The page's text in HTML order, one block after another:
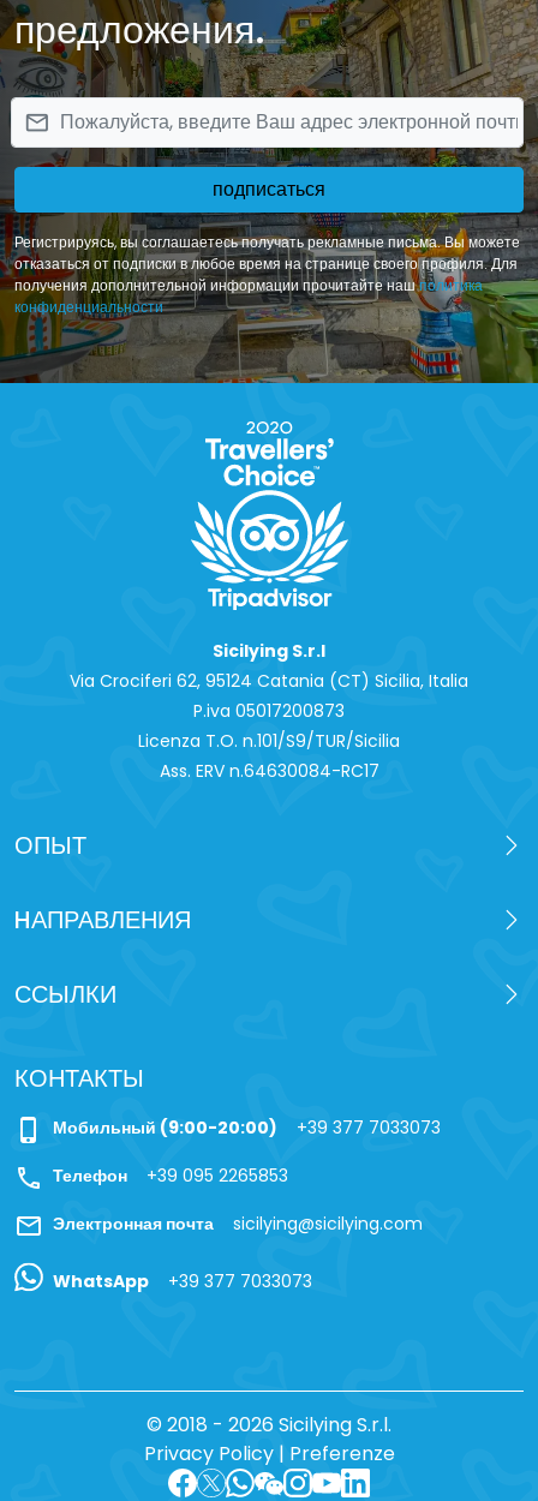
предложения.
email
подписаться
Регистрируясь, вы соглашаетесь получать рекламные письма. Вы можете
отказаться от подписки в любое время на странице своего профиля. Для
получения дополнительной информации прочитайте нашполитика
конфиденциальности
Sicilying S.r.l
Via Crociferi 62, 95124 Catania (CT) Sicilia, Italia
P.iva 0‍5017200873
Licenza T.O. n.101/S9/TUR/Sicilia
Ass. ERV n.64630084-RC17
ОПЫТ
HАПРАВЛЕНИЯ
ССЫЛКИ
КОНТАКТЫ
phone_iphone Мобильный (9:00-20:00) +39 377 7033073
call Телефон +39 095 2265853
mail Электронная почта sicilying@sicilying.com
WhatsApp +39 377 7033073
© 2018 - 2026 Sicilying S.r.l.
Privacy Policy| Preferenze